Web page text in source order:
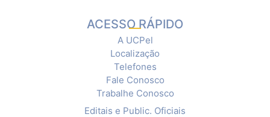
ACESSO RÁPIDO
A UCPel
Localização
Telefones
Fale Conosco
Trabalhe Conosco
Editais e Public. Oficiais